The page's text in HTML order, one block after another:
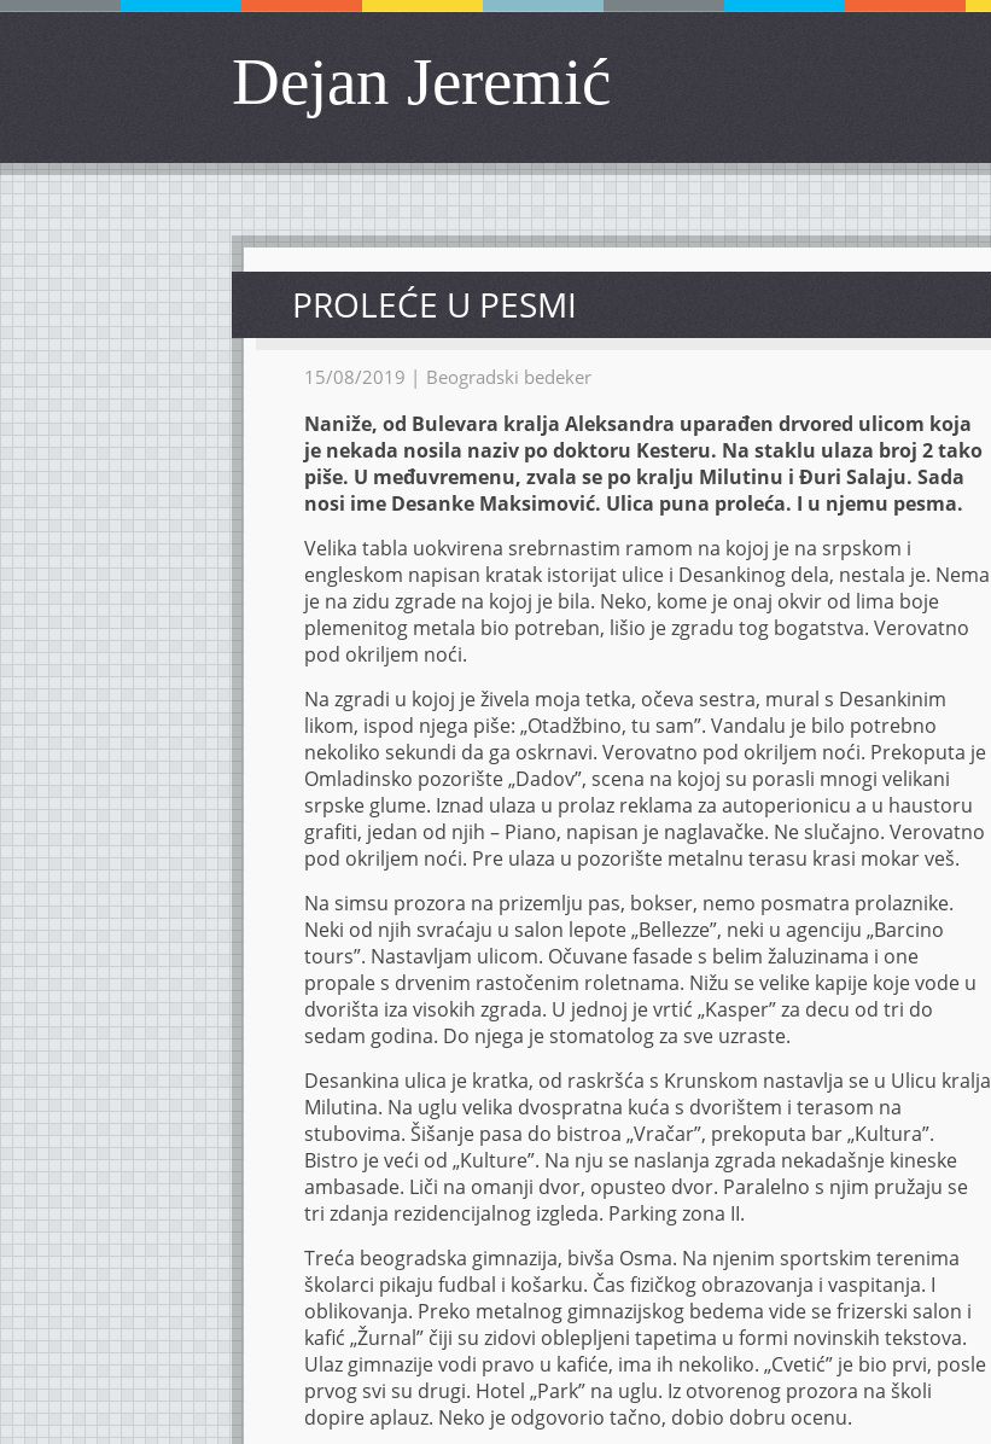
Dejan Jeremić
PROLEĆE U PESMI
15/08/2019 | Beogradski bedeker
Naniže, od Bulevara kralja Aleksandra uparađen drvored ulicom koja
je nekada nosila naziv po doktoru Kesteru. Na staklu ulaza broj 2 tako
piše. U međuvremenu, zvala se po kralju Milutinu i Đuri Salaju. Sada
nosi ime Desanke Maksimović. Ulica puna proleća. I u njemu pesma.
Velika tabla uokvirena srebrnastim ramom na kojoj je na srpskom i
engleskom napisan kratak istorijat ulice i Desankinog dela, nestala je. Nema
je na zidu zgrade na kojoj je bila. Neko, kome je onaj okvir od lima boje
plemenitog metala bio potreban, lišio je zgradu tog bogatstva. Verovatno
pod okriljem noći.
Na zgradi u kojoj je živela moja tetka, očeva sestra, mural s Desankinim
likom, ispod njega piše: „Otadžbino, tu sam”. Vandalu je bilo potrebno
nekoliko sekundi da ga oskrnavi. Verovatno pod okriljem noći. Prekoputa je
Omladinsko pozorište „Dadov”, scena na kojoj su porasli mnogi velikani
srpske glume. Iznad ulaza u prolaz reklama za autoperionicu a u haustoru
grafiti, jedan od njih – Piano, napisan je naglavačke. Ne slučajno. Verovatno
pod okriljem noći. Pre ulaza u pozorište metalnu terasu krasi mokar veš.
Na simsu prozora na prizemlju pas, bokser, nemo posmatra prolaznike.
Neki od njih svraćaju u salon lepote „Bellezze”, neki u agenciju „Barcino
tours”. Nastavljam ulicom. Očuvane fasade s belim žaluzinama i one
propale s drvenim rastočenim roletnama. Nižu se velike kapije koje vode u
dvorišta iza visokih zgrada. U jednoj je vrtić „Kasper” za decu od tri do
sedam godina. Do njega je stomatolog za sve uzraste.
Desankina ulica je kratka, od raskršća s Krunskom nastavlja se u Ulicu kralja
Milutina. Na uglu velika dvospratna kuća s dvorištem i terasom na
stubovima. Šišanje pasa do bistroa „Vračar”, prekoputa bar „Kultura”.
Bistro je veći od „Kulture”. Na nju se naslanja zgrada nekadašnje kineske
ambasade. Liči na omanji dvor, opusteo dvor. Paralelno s njim pružaju se
tri zdanja rezidencijalnog izgleda. Parking zona II.
Treća beogradska gimnazija, bivša Osma. Na njenim sportskim terenima
školarci pikaju fudbal i košarku. Čas fizičkog obrazovanja i vaspitanja. I
oblikovanja. Preko metalnog gimnazijskog bedema vide se frizerski salon i
kafić „Žurnal” čiji su zidovi oblepljeni tapetima u formi novinskih tekstova.
Ulaz gimnazije vodi pravo u kafiće, ima ih nekoliko. „Cvetić” je bio prvi, posle
prvog svi su drugi. Hotel „Park” na uglu. Iz otvorenog prozora na školi
dopire aplauz. Neko je odgovorio tačno, dobio dobru ocenu.